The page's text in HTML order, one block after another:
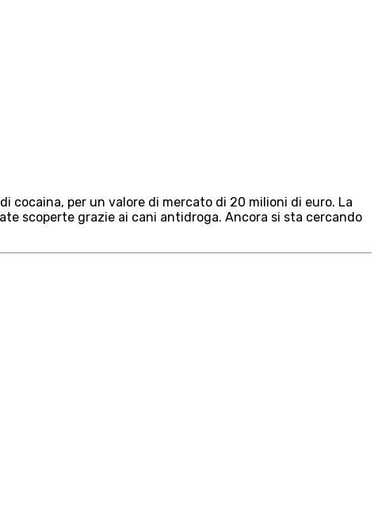
cocaina, per un valore di mercato di 20 milioni di euro. La
scoperte grazie ai cani antidroga. Ancora si sta cercando